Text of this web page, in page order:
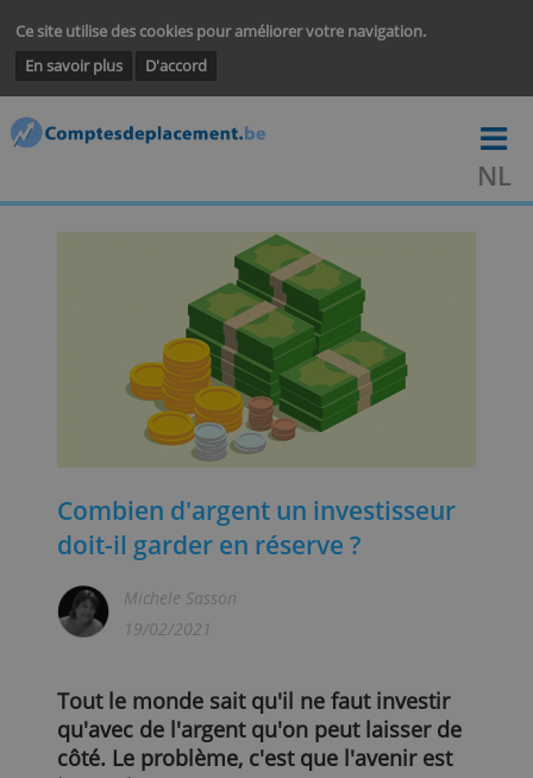
Ce site utilise des cookies pour améliorer votre navigation.
En savoir plus
D'accord
Combien d'argent un investisseur
doit-il garder en réserve ?
19/02/2021